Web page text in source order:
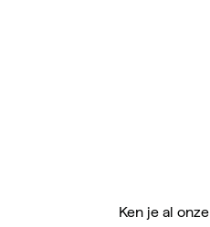
Ken je al onze